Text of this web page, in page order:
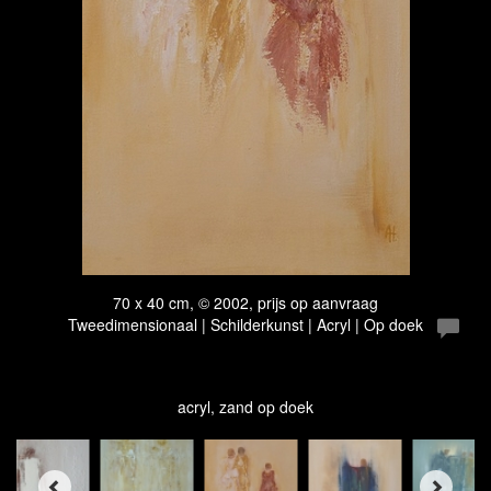
70 x 40 cm, © 2002, prijs op aanvraag
Tweedimensionaal | Schilderkunst | Acryl | Op doek
acryl, zand op doek